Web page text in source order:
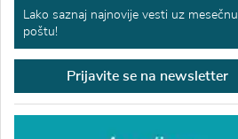
Lako saznaj najnovije vesti uz mesečnu
poštu!
Prijavite se na newsletter